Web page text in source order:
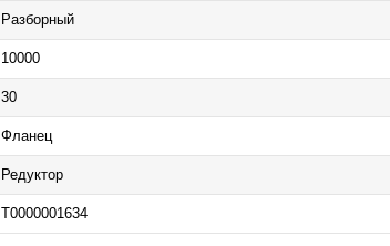
Разборный
10000
30
Фланец
Редуктор
Т0000001634